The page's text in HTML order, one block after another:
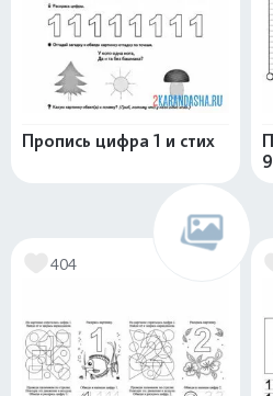
Пропись цифра 1 и стих
404